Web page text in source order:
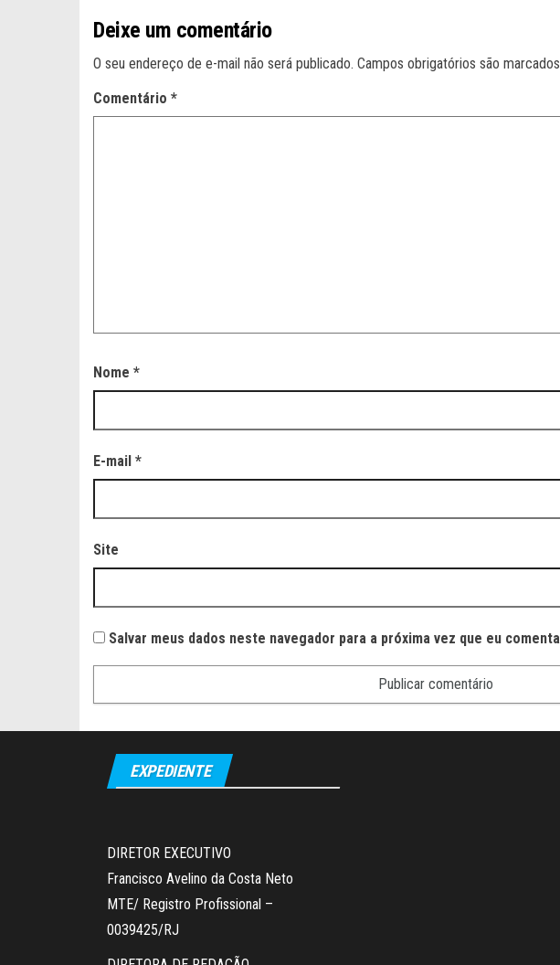
Deixe um comentário
O seu endereço de e-mail não será publicado. Campos obrigatórios são
Comentário *
Nome *
E-mail *
Site
Salvar meus dados neste navegador para a próxima vez que eu
EXPEDIENTE
DIRETOR EXECUTIVO
Francisco Avelino da Costa Neto
MTE/ Registro Profissional –
0039425/RJ